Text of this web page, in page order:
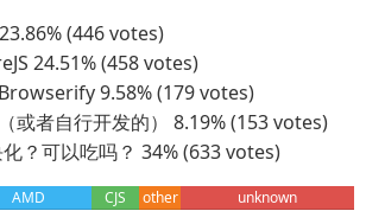
(446 votes)
24.51% (458 votes)
9.58% (179 votes)
或者自行开发的） 8.19% (153 votes)
化？可以吃吗？ 34% (633 votes)
AMD CJS other unknown